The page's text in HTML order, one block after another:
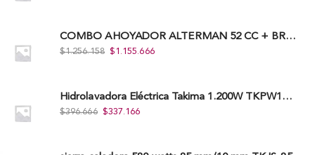
COMBO AHOYADOR ALTERMAN 52 CC + BROCA DE 20 CM X 80 CM + BROCA DE 15 CM X 80 CM
$1.256.158 $1.155.666
Hidrolavadora Eléctrica Takima 1.200W TKPW1200-13
$396.666 $337.166